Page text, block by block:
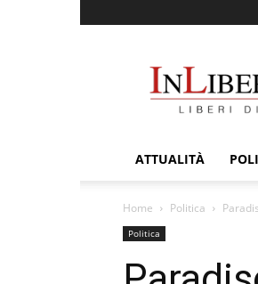
ATTUALITÀ
Home Politica
Politica